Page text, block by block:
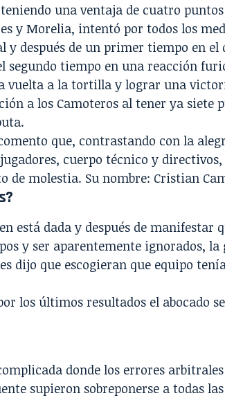
una ventaja de cuatro puntos
y Morelia, intentó por todos los
y después de un primer tiempo en el
segundo tiempo en una reacción
vuelta a la tortilla y lograr una
a los Camoteros al tener ya siete
que, contrastando con la
cuerpo técnico y
de molestia. Su nombre: Cristian
está dada y después de manifestar
y ser aparentemente ignorados, la
dijo que escogieran que equipo
los últimos resultados el abocado
donde los errores
supieron sobreponerse a todas